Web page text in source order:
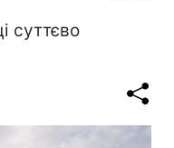
суттєво